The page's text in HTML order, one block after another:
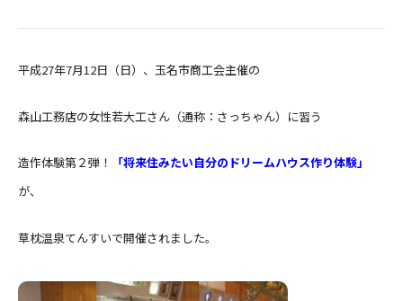
平成27年7月12日（日）、玉名市商工会主催の
森山工務店の女性若大工さん（通称：さっちゃん）に習う
造作体験第２弾！
「将来住みたい自分のドリームハウス作り体験」
が、
草枕温泉てんすいで開催されました。